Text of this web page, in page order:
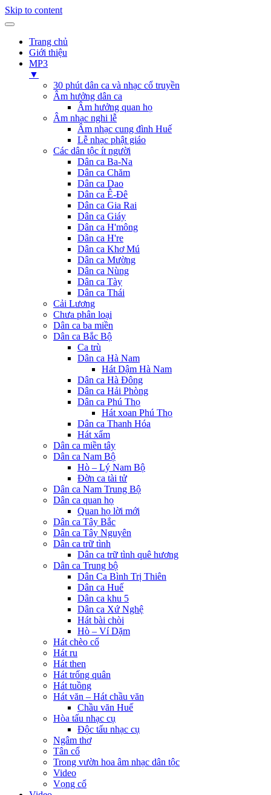
Skip to content
Trang chủ
Giới thiệu
MP3
▼
30 phút dân ca và nhạc cổ truyền
Âm hưởng dân ca
Âm hưởng quan họ
Âm nhạc nghi lễ
Âm nhạc cung đình Huế
Lễ nhạc phật giáo
Các dân tộc ít người
Dân ca Ba-Na
Dân ca Chăm
Dân ca Dao
Dân ca Ê-Đê
Dân ca Gia Rai
Dân ca Giáy
Dân ca H'mông
Dân ca H're
Dân ca Khơ Mú
Dân ca Mường
Dân ca Nùng
Dân ca Tày
Dân ca Thái
Cải Lương
Chưa phân loại
Dân ca ba miền
Dân ca Bắc Bộ
Ca trù
Dân ca Hà Nam
Hát Dậm Hà Nam
Dân ca Hà Đông
Dân ca Hải Phòng
Dân ca Phú Thọ
Hát xoan Phú Thọ
Dân ca Thanh Hóa
Hát xẩm
Dân ca miền tây
Dân ca Nam Bộ
Hò – Lý Nam Bộ
Đờn ca tài tử
Dân ca Nam Trung Bộ
Dân ca quan họ
Quan họ lời mới
Dân ca Tây Bắc
Dân ca Tây Nguyên
Dân ca trữ tình
Dân ca trữ tình quê hương
Dân ca Trung bộ
Dân Ca Bình Trị Thiên
Dân ca Huế
Dân ca khu 5
Dân ca Xứ Nghệ
Hát bài chòi
Hò – Ví Dặm
Hát chèo cổ
Hát ru
Hát then
Hát trống quân
Hát tuồng
Hát văn – Hát chầu văn
Chầu văn Huế
Hòa tấu nhạc cụ
Độc tấu nhạc cụ
Ngâm thơ
Tân cổ
Trong vườn hoa âm nhạc dân tộc
Video
Vọng cổ